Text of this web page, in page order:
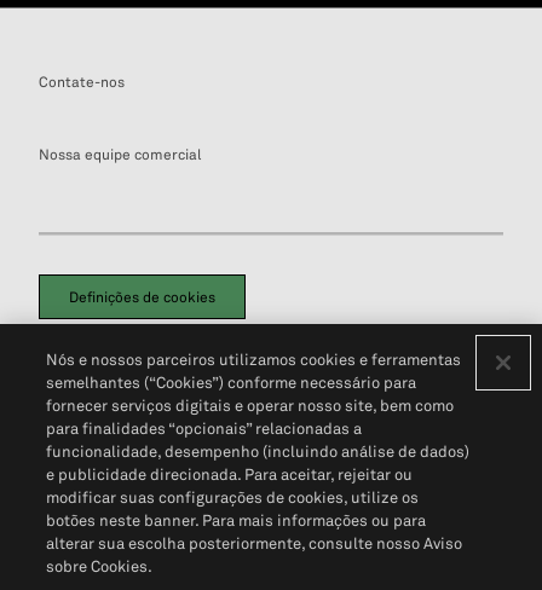
Contate-nos
Nossa equipe comercial
Definições de cookies
Política de PrivacidadePortal de privacidade do cliente (em inglês)
Não Venda Minhas Informações Pessoais© 2026 S&P Global
Nós e nossos parceiros utilizamos cookies e ferramentas
semelhantes (“Cookies”) conforme necessário para
fornecer serviços digitais e operar nosso site, bem como
para finalidades “opcionais” relacionadas a
funcionalidade, desempenho (incluindo análise de dados)
e publicidade direcionada. Para aceitar, rejeitar ou
modificar suas configurações de cookies, utilize os
botões neste banner. Para mais informações ou para
alterar sua escolha posteriormente, consulte nosso Aviso
sobre Cookies.